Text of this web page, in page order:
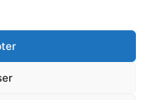
de Défense